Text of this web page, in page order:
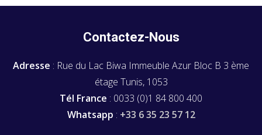
Contactez-Nous
Adresse : Rue du Lac Biwa Immeuble Azur Bloc B 3 ème
étage Tunis, 1053
Tél France : 0033 (0)1 84 800 400
Whatsapp : +33 6 35 23 57 12